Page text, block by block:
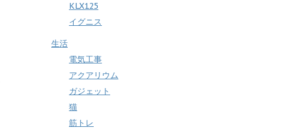
KLX125
イグニス
生活
電気工事
アクアリウム
ガジェット
猫
筋トレ